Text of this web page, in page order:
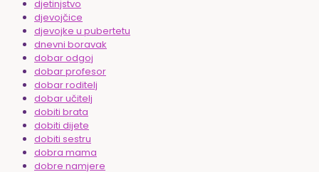
djetinjstvo
djevojčice
djevojke u pubertetu
dnevni boravak
dobar odgoj
dobar profesor
dobar roditelj
dobar učitelj
dobiti brata
dobiti dijete
dobiti sestru
dobra mama
dobre namjere